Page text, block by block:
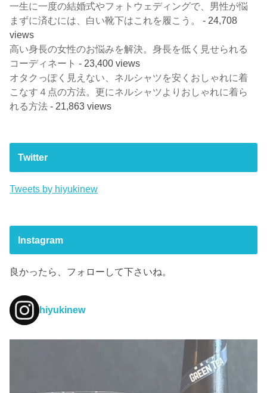
一生に一度の結婚式やフォトウェディングで、男性が悩
まずに済むには、白い靴下はこれを履こう。
- 24,708
views
高い身長の女性のお悩みを解決。身長を低く見せられる
コーディネート - 23,400 views
オタクっぽく見えない、ネルシャツを安くおしゃれに着
こなす４点の方法。更にネルシャツよりおしゃれに着ら
れる方法 - 21,863 views
Twitter
Tweets by hiyukinew
Instagram
良かったら、フォローして下さいね。
hiyukinew